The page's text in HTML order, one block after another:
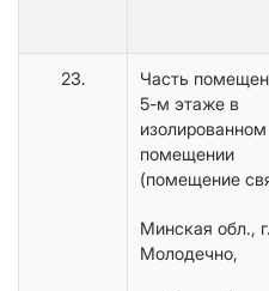
23.
Часть
5-м этаже в
изолированном
помещении
(помещение
Минская обл., г.
Молодечно,